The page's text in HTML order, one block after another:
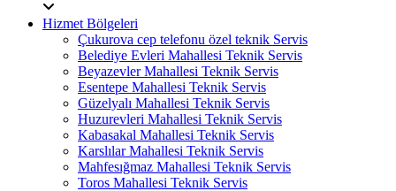
Hizmet Bölgeleri
Çukurova cep telefonu özel teknik Servis
Belediye Evleri Mahallesi Teknik Servis
Beyazevler Mahallesi Teknik Servis
Esentepe Mahallesi Teknik Servis
Güzelyalı Mahallesi Teknik Servis
Huzurevleri Mahallesi Teknik Servis
Kabasakal Mahallesi Teknik Servis
Karslılar Mahallesi Teknik Servis
Mahfesığmaz Mahallesi Teknik Servis
Toros Mahallesi Teknik Servis